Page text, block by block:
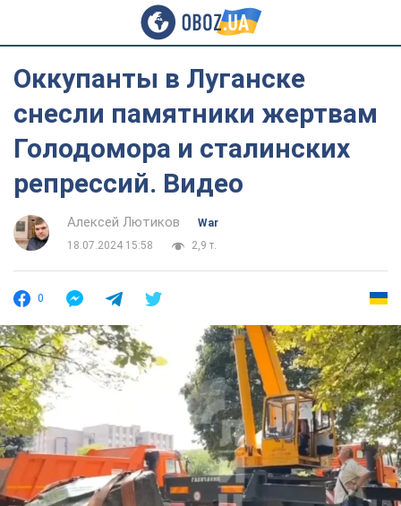
Оккупанты в Луганске
снесли памятники жертвам
Голодомора и сталинских
репрессий. Видео
Алексей Лютиков
War
18.07.2024 15:58
2,9 т.
0